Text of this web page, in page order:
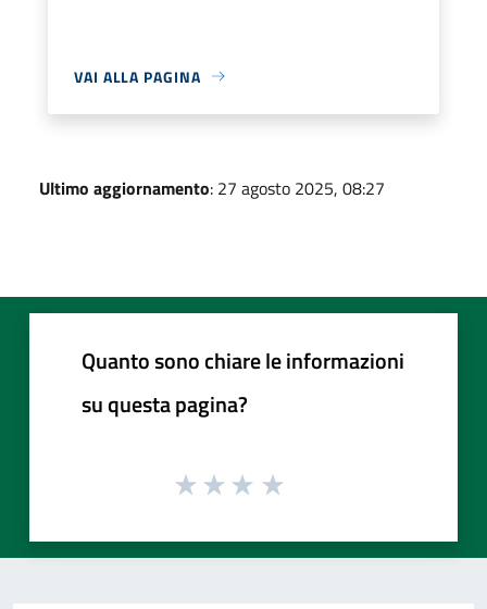
VAI ALLA PAGINA
Ultimo aggiornamento: 27 agosto 2025, 08:27
Quanto sono chiare le informazioni
su questa pagina?